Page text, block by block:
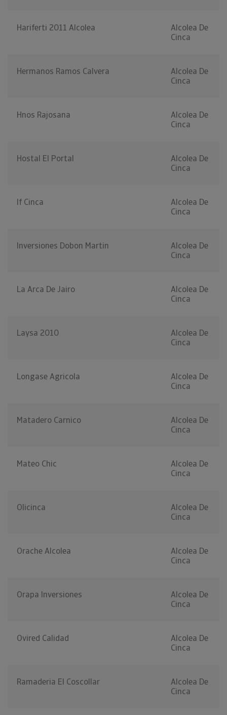
Hariferti 2011 Alcolea
Alcolea De
Cinca
Hermanos Ramos Calvera
Alcolea De
Cinca
Hnos Rajosana
Alcolea De
Cinca
Hostal El Portal
Alcolea De
Cinca
If Cinca
Alcolea De
Cinca
Inversiones Dobon Martin
Alcolea De
Cinca
La Arca De Jairo
Alcolea De
Cinca
Laysa 2010
Alcolea De
Cinca
Longase Agricola
Alcolea De
Cinca
Matadero Carnico
Alcolea De
Cinca
Mateo Chic
Alcolea De
Cinca
Olicinca
Alcolea De
Cinca
Orache Alcolea
Alcolea De
Cinca
Orapa Inversiones
Alcolea De
Cinca
Ovired Calidad
Alcolea De
Cinca
Ramaderia El Coscollar
Alcolea De
Cinca